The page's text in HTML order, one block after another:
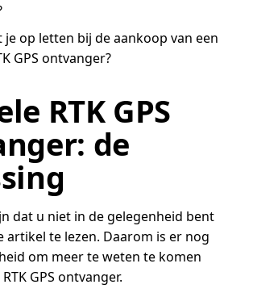
je op letten bij de aankoop van een
GPS ontvanger?
RTK GPS
de
dat u niet in de gelegenheid bent
artikel te lezen. Daarom is er nog
om meer te weten te komen
GPS ontvanger.